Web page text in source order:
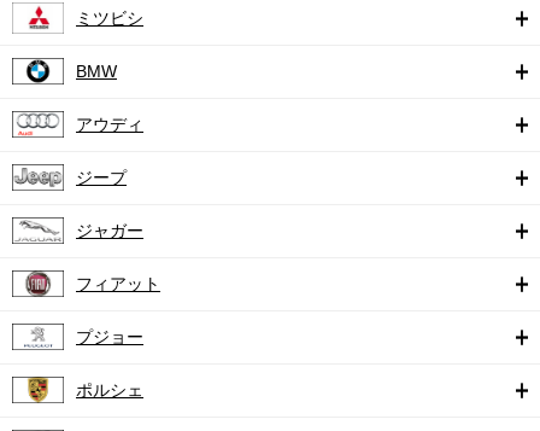
ミツビシ
BMW
アウディ
ジープ
ジャガー
フィアット
プジョー
ポルシェ